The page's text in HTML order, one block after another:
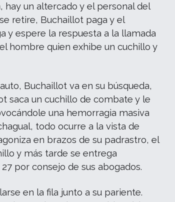
hay un altercado y el personal del
retire, Buchaillot paga y el
y espere la respuesta a la llamada
hombre quien exhibe un cuchillo y
Buchaillot va en su búsqueda,
saca un cuchillo de combate y le
una hemorragia masiva
todo ocurre a la vista de
en brazos de su padrastro, el
y más tarde se entrega
por consejo de sus abogados.
en la fila junto a su pariente.